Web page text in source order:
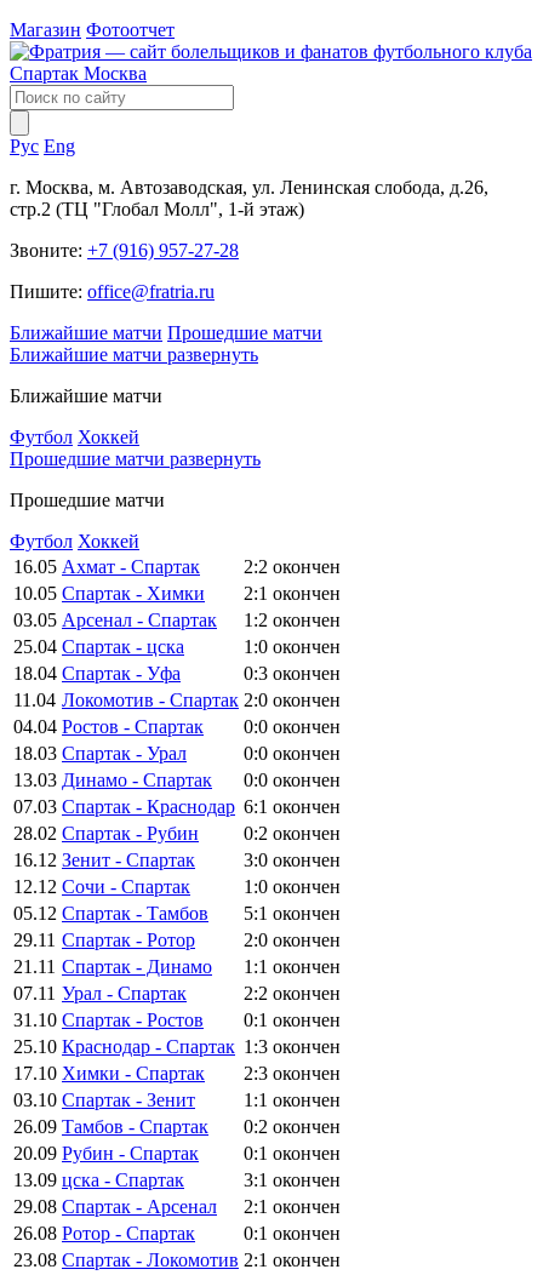
Магазин Фотоотчет
Рус Eng
г. Москва, м. Автозаводская, ул. Ленинская слобода, д.26,
стр.2 (ТЦ "Глобал Молл", 1-й этаж)
Звоните: +7 (916) 957-27-28
Пишите: office@fratria.ru
Ближайшие матчи Прошедшие матчи
Ближайшие матчи развернуть
Ближайшие матчи
Футбол Хоккей
Прошедшие матчи развернуть
Прошедшие матчи
Футбол Хоккей
16.05 Ахмат - Спартак 2:2 окончен
10.05 Спартак - Химки 2:1 окончен
03.05 Арсенал - Спартак 1:2 окончен
25.04 Спартак - цска 1:0 окончен
18.04 Спартак - Уфа 0:3 окончен
11.04 Локомотив - Спартак 2:0 окончен
04.04 Ростов - Спартак 0:0 окончен
18.03 Спартак - Урал 0:0 окончен
13.03 Динамо - Спартак 0:0 окончен
07.03 Спартак - Краснодар 6:1 окончен
28.02 Спартак - Рубин 0:2 окончен
16.12 Зенит - Спартак 3:0 окончен
12.12 Сочи - Спартак 1:0 окончен
05.12 Спартак - Тамбов 5:1 окончен
29.11 Спартак - Ротор 2:0 окончен
21.11 Спартак - Динамо 1:1 окончен
07.11 Урал - Спартак 2:2 окончен
31.10 Спартак - Ростов 0:1 окончен
25.10 Краснодар - Спартак 1:3 окончен
17.10 Химки - Спартак 2:3 окончен
03.10 Спартак - Зенит 1:1 окончен
26.09 Тамбов - Спартак 0:2 окончен
20.09 Рубин - Спартак 0:1 окончен
13.09 цска - Спартак 3:1 окончен
29.08 Спартак - Арсенал 2:1 окончен
26.08 Ротор - Спартак 0:1 окончен
23.08 Спартак - Локомотив 2:1 окончен